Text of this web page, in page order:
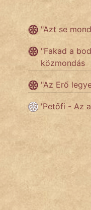
NapHold
Név nélkül
pszichopati
szegény legény
Hoffer Botond
"Azt se
"Fakad a
közmondás
"Az Erő
'Petőfi - Az